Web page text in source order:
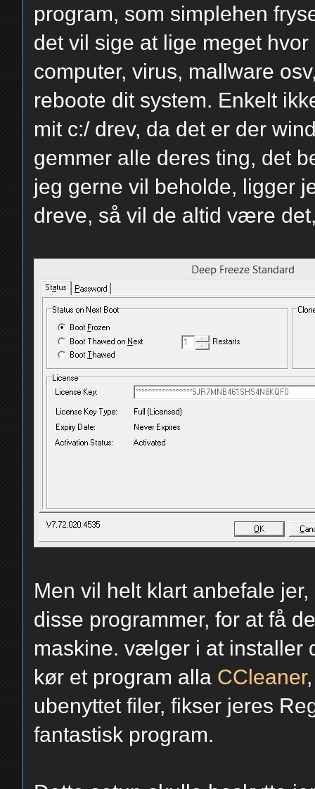
program, som simplehen
det vil sige at lige meget
computer, virus, mallware
reboote dit system. Enkelt
mit c:/ drev, da det er der
gemmer alle deres ting, det
jeg gerne vil beholde, ligger
dreve, så vil de altid være
Men vil helt klart anbefale
disse programmer, for at få
maskine. vælger i at installer
kør et program alla CCleaner
ubenyttet filer, fikser jeres
fantastisk program.